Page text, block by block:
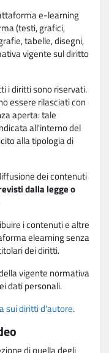
e-learning
(testi, grafici,
tabelle, disegni,
vigente sul diritto
i diritti sono riservati.
essere rilasciati con
aperta: tale
all'interno del
alla tipologia di
dei contenuti
dalla legge o
i contenuti e altre
elearning senza
dei diritti.
vigente normativa
dati personali.
sui diritti d'autore.
di quella degli